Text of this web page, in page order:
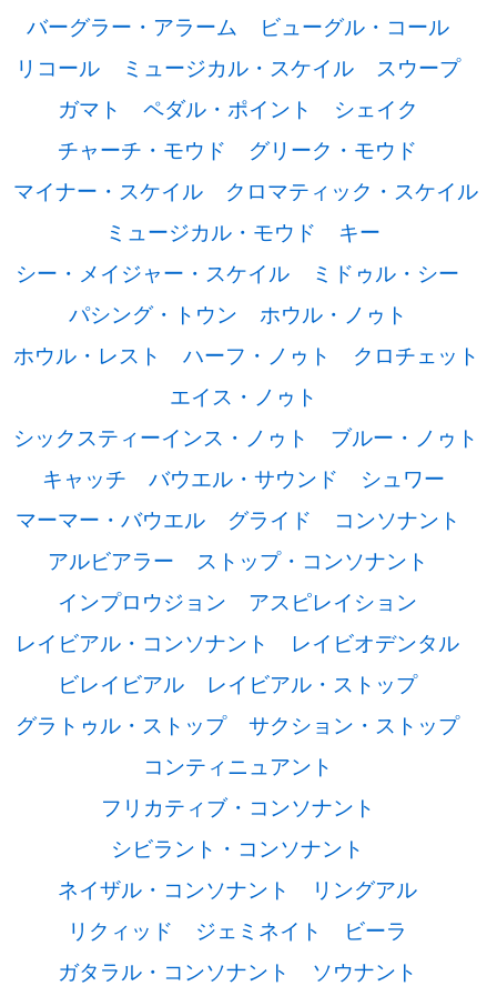
バーグラー・アラーム
ビューグル・コール
リコール
ミュージカル・スケイル
スウープ
ガマト
ペダル・ポイント
シェイク
チャーチ・モウド
グリーク・モウド
マイナー・スケイル
クロマティック・スケイル
ミュージカル・モウド
キー
シー・メイジャー・スケイル
ミドゥル・シー
パシング・トウン
ホウル・ノゥト
ホウル・レスト
ハーフ・ノゥト
クロチェット
エイス・ノゥト
シックスティーインス・ノゥト
ブルー・ノゥト
キャッチ
バウエル・サウンド
シュワー
マーマー・バウエル
グライド
コンソナント
アルビアラー
ストップ・コンソナント
インプロウジョン
アスピレイション
レイビアル・コンソナント
レイビオデンタル
ビレイビアル
レイビアル・ストップ
グラトゥル・ストップ
サクション・ストップ
コンティニュアント
フリカティブ・コンソナント
シビラント・コンソナント
ネイザル・コンソナント
リングアル
リクィッド
ジェミネイト
ビーラ
ガタラル・コンソナント
ソウナント